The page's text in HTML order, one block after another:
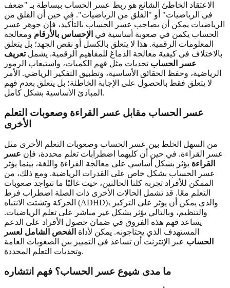
الاعتقاد الخاطئ الشائع هو ربط عسر الحساب ببساطة بـ "ضعف
في الرياضيات" أو "القلق من الرياضيات". في حين أن القلق من
الرياضيات يمكن أن يصاحب عسر الحساب بالتأكيد، فإن جوهر عسر
الحساب يكمن في صعوبة أساسية في الإحساس بالأرقام ومعالجة
المعلومات الرقمية. هذا لا يتعلق بالكسل أو نقص الجهد؛ بل يتعلق
بالاختلاف في كيفية معالجة الدماغ للمفاهيم الرقمية. يشملتعريف
عسر الحساب تحديات مثل فهم الكميات، واستيعاب الرموز
الرياضية، وحفظ الحقائق الأساسية، وتطبيق التفكير الرياضي. الأمر
لا يتعلق فقط بالحصول على الإجابة الخاطئة؛ بل يتعلق بعدم فهم
المبادئ الأساسية بشكل كامل.
عسر الحساب مقابل عسر القراءة وصعوبات التعلم
الأخرى
من السهل الخلط بين عسر الحساب وصعوبات التعلم الأخرى مثل
عسر القراءة. في حين أن كليهما اضطرابات تعلم محددة، فإن عسر
القراءة يؤثر بشكل أساسي على معالجة القراءة واللغة، بينما يؤثر
عسر الحساب بشكل خاص على القدرات الرياضية. ومع ذلك، من
الممكن للأفراد تجربة كلتا الحالتين، حيث غالبًا ما تتواجد صعوبات
التعلم معًا. قد تشمل الحالات الأخرى ذات الصلة اضطراب فرط
الحركة وتشتت الانتباه (ADHD)، والذي يمكن أن يؤثر على التركيز
والتنظيم، وبالتالي يؤثر بشكل غير مباشر على تعلم الرياضيات.
يساعد فهم هذه الفروق في ضمان حصول الأفراد على الدعم
المستهدف الذي يحتاجونه. يمكن لأداة الفحص الشامل لعسر
الحساب عبر الإنترنت أن تساعد في التمييز بين الصعوبات العامة
وتحديات التعلم المحددة.
ما مدى شيوع عسر الحساب؟ فهم انتشاره